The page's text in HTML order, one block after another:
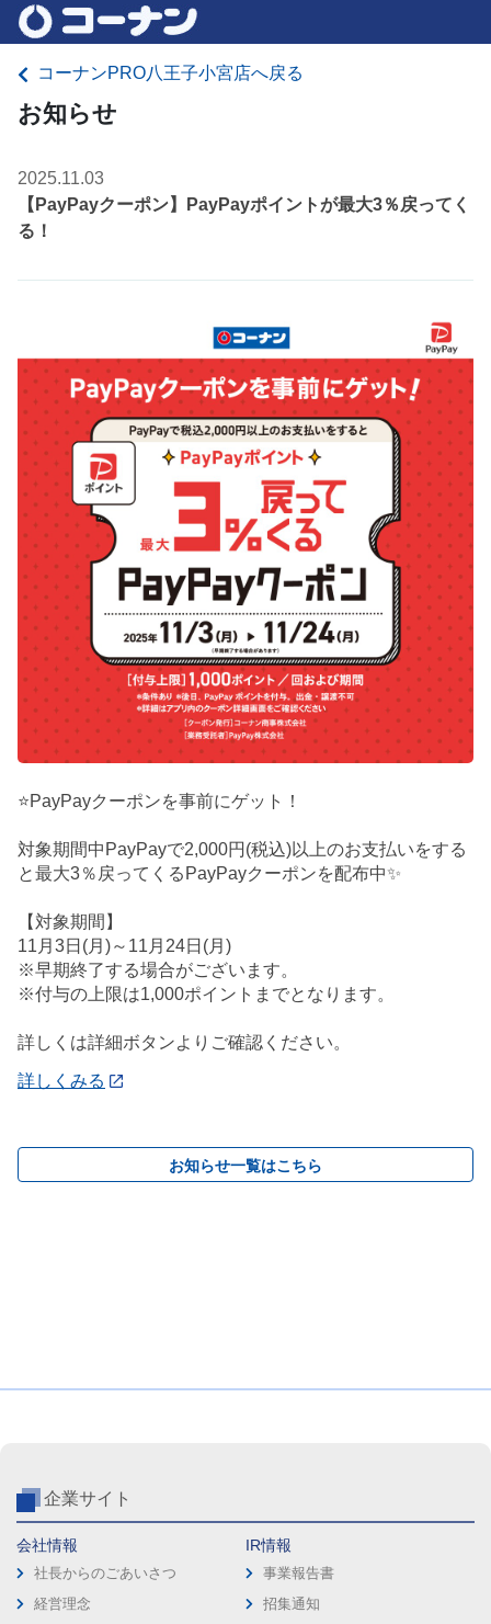
コーナンPRO八王子小宮店へ戻る
お知らせ
2025.11.03
【PayPayクーポン】PayPayポイントが最大3％戻ってく
る！
⭐PayPayクーポンを事前にゲット！
対象期間中PayPayで2,000円(税込)以上のお支払いをする
と最大3％戻ってくるPayPayクーポンを配布中✨
【対象期間】
11月3日(月)～11月24日(月)
※早期終了する場合がございます。
※付与の上限は1,000ポイントまでとなります。
詳しくは詳細ボタンよりご確認ください。
詳しくみる
お知らせ一覧はこちら
企業サイト
会社情報
社長からのごあいさつ
経営理念
IR情報
事業報告書
招集通知